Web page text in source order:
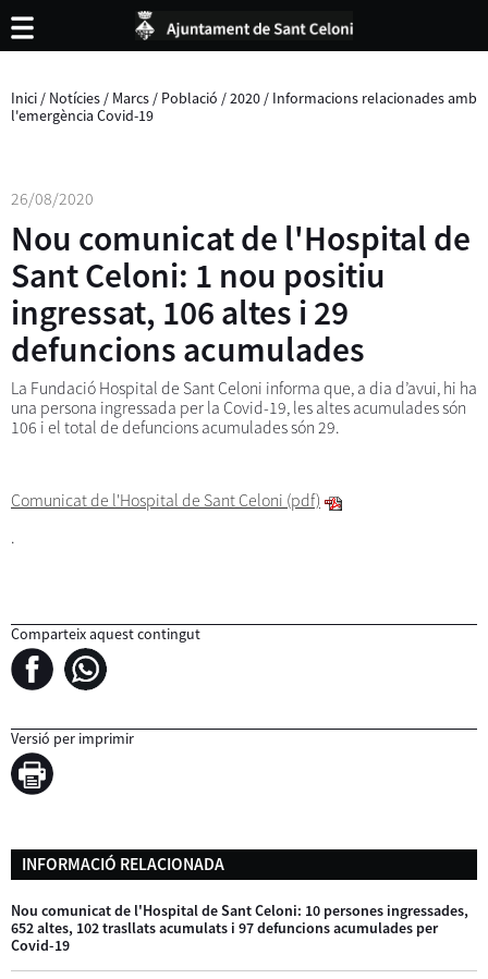
Inici / Notícies / Marcs / Població /2020 / Informacions relacionades amb
l'emergència Covid-19
26/08/2020
Nou comunicat de l'Hospital de
Sant Celoni: 1 nou positiu
ingressat, 106 altes i 29
defuncions acumulades
La Fundació Hospital de Sant Celoni informa que, a dia d’avui, hi ha
una persona ingressada per la Covid-19, les altes acumulades són
106 i el total de defuncions acumulades són 29.
Comunicat de l'Hospital de Sant Celoni (pdf)
.
Comparteix aquest contingut
Versió per imprimir
INFORMACIÓ RELACIONADA
Nou comunicat de l'Hospital de Sant Celoni: 10 persones ingressades,
652 altes, 102 trasllats acumulats i 97 defuncions acumulades per
Covid-19